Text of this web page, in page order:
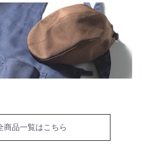
商品一覧はこちら